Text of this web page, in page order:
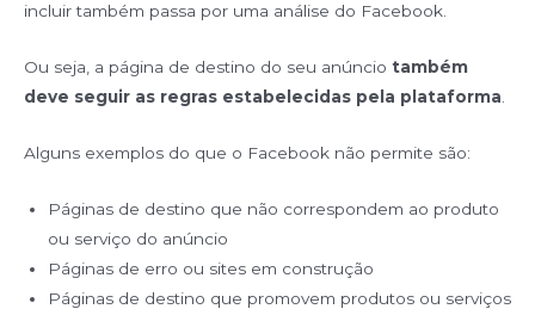
incluir também passa por uma análise do Facebook.
Ou seja, a página de destino do seu anúncio também
deve seguir as regras estabelecidas pela plataforma.
Alguns exemplos do que o Facebook não permite são:
Páginas de destino que não correspondem ao produto
ou serviço do anúncio
Páginas de erro ou sites em construção
Páginas de destino que promovem produtos ou serviços